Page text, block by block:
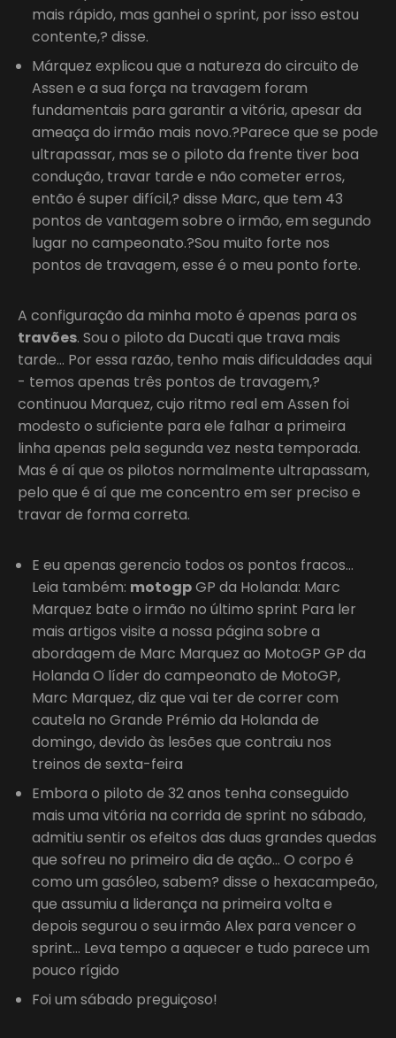
mais rápido, mas ganhei o sprint, por isso estou
contente,? disse.
Márquez explicou que a natureza do circuito de
Assen e a sua força na travagem foram
fundamentais para garantir a vitória, apesar da
ameaça do irmão mais novo.?Parece que se pode
ultrapassar, mas se o piloto da frente tiver boa
condução, travar tarde e não cometer erros,
então é super difícil,? disse Marc, que tem 43
pontos de vantagem sobre o irmão, em segundo
lugar no campeonato.?Sou muito forte nos
pontos de travagem, esse é o meu ponto forte.
A configuração da minha moto é apenas para os
travões. Sou o piloto da Ducati que trava mais
tarde… Por essa razão, tenho mais dificuldades aqui
- temos apenas três pontos de travagem,?
continuou Marquez, cujo ritmo real em Assen foi
modesto o suficiente para ele falhar a primeira
linha apenas pela segunda vez nesta temporada.
Mas é aí que os pilotos normalmente ultrapassam,
pelo que é aí que me concentro em ser preciso e
travar de forma correta.
E eu apenas gerencio todos os pontos fracos…
Leia também: motogpGP da Holanda: Marc
Marquez bate o irmão no último sprint Para ler
mais artigos visite a nossa página sobre a
abordagem de Marc Marquez ao MotoGP GP da
Holanda O líder do campeonato de MotoGP,
Marc Marquez, diz que vai ter de correr com
cautela no Grande Prémio da Holanda de
domingo, devido às lesões que contraiu nos
treinos de sexta-feira
Embora o piloto de 32 anos tenha conseguido
mais uma vitória na corrida de sprint no sábado,
admitiu sentir os efeitos das duas grandes quedas
que sofreu no primeiro dia de ação… O corpo é
como um gasóleo, sabem? disse o hexacampeão,
que assumiu a liderança na primeira volta e
depois segurou o seu irmão Alex para vencer o
sprint… Leva tempo a aquecer e tudo parece um
pouco rígido
Foi um sábado preguiçoso!